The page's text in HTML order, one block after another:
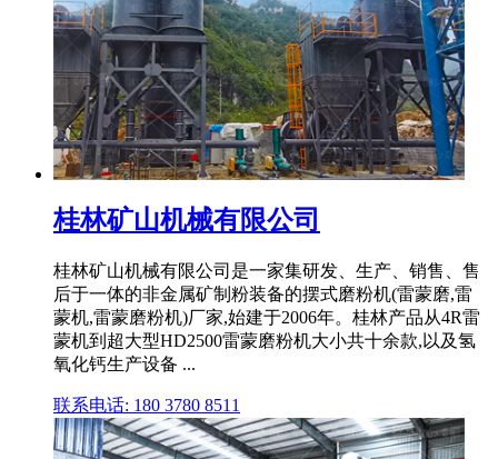
桂林矿山机械有限公司
桂林矿山机械有限公司是一家集研发、生产、销售、售
后于一体的非金属矿制粉装备的摆式磨粉机(雷蒙磨,雷
蒙机,雷蒙磨粉机)厂家,始建于2006年。桂林产品从4R雷
蒙机到超大型HD2500雷蒙磨粉机大小共十余款,以及氢
氧化钙生产设备 ...
联系电话: 180 3780 8511